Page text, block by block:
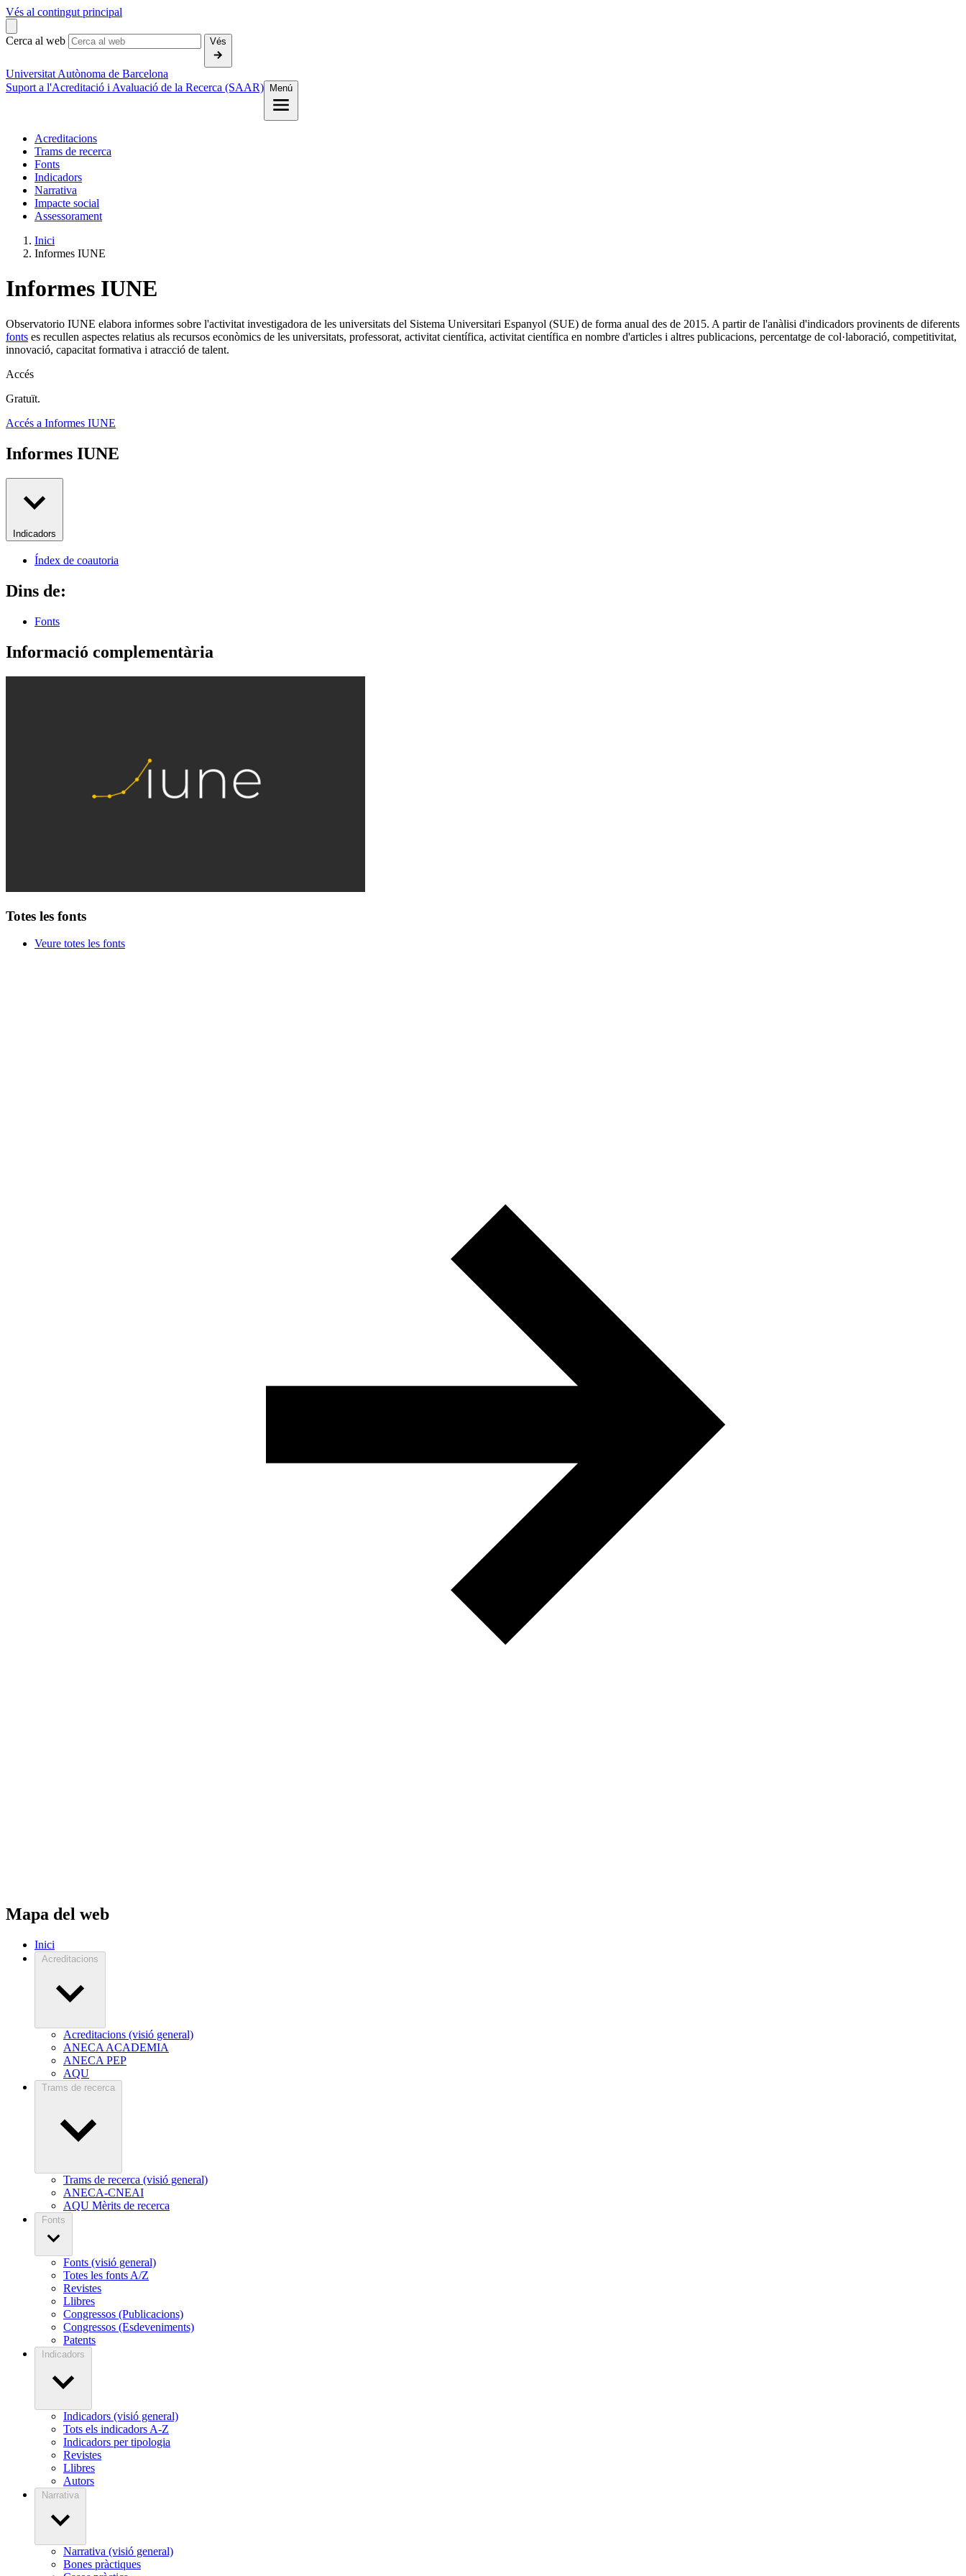
Vés al contingut principal
Cerca al web Vés
Universitat Autònoma de Barcelona
Suport a l'Acreditació i Avaluació de la Recerca (SAAR)
Menú
Acreditacions
Trams de recerca
Fonts
Indicadors
Narrativa
Impacte social
Assessorament
Inici
Informes IUNE
Informes IUNE
Observatorio IUNE elabora informes sobre l'activitat investigadora de les universitats del Sistema Universitari Espanyol (SUE) de forma anual des de 2015. A partir de l'anàlisi d'indicadors provinents de diferents
fonts es recullen aspectes relatius als recursos econòmics de les universitats, professorat, activitat científica, activitat científica en nombre d'articles i altres publicacions, percentatge de col·laboració, competitivitat,
innovació, capacitat formativa i atracció de talent.
Accés
Gratuït.
Accés a Informes IUNE
Informes IUNE
Indicadors
Índex de coautoria
Dins de:
Fonts
Informació complementària
Totes les fonts
Veure totes les fonts
Mapa del web
Inici
Acreditacions
Acreditacions (visió general)
ANECA ACADEMIA
ANECA PEP
AQU
Trams de recerca
Trams de recerca (visió general)
ANECA-CNEAI
AQU Mèrits de recerca
Fonts
Fonts (visió general)
Totes les fonts A/Z
Revistes
Llibres
Congressos (Publicacions)
Congressos (Esdeveniments)
Patents
Indicadors
Indicadors (visió general)
Tots els indicadors A-Z
Indicadors per tipologia
Revistes
Llibres
Autors
Narrativa
Narrativa (visió general)
Bones pràctiques